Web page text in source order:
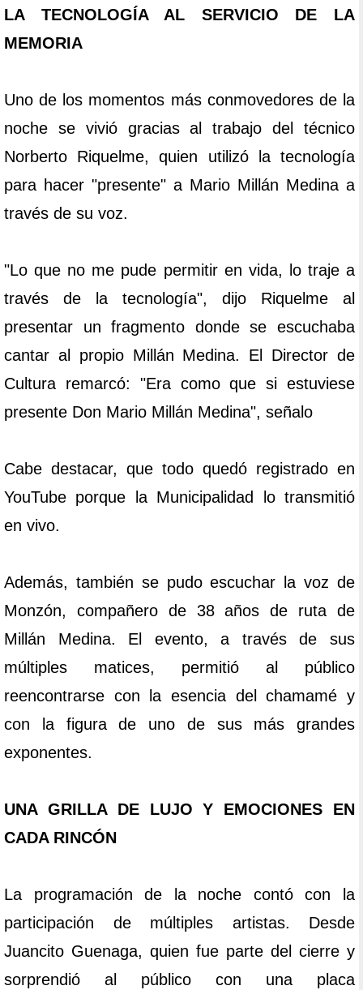
LA TECNOLOGÍA AL SERVICIO DE LA
MEMORIA
Uno de los momentos más conmovedores de la
noche se vivió gracias al trabajo del técnico
Norberto Riquelme, quien utilizó la tecnología
para hacer "presente" a Mario Millán Medina a
través de su voz.
"Lo que no me pude permitir en vida, lo traje a
través de la tecnología", dijo Riquelme al
presentar un fragmento donde se escuchaba
cantar al propio Millán Medina. El Director de
Cultura remarcó: "Era como que si estuviese
presente Don Mario Millán Medina", señalo
Cabe destacar, que todo quedó registrado en
YouTube porque la Municipalidad lo transmitió
en vivo.
Además, también se pudo escuchar la voz de
Monzón, compañero de 38 años de ruta de
Millán Medina. El evento, a través de sus
múltiples matices, permitió al público
reencontrarse con la esencia del chamamé y
con la figura de uno de sus más grandes
exponentes.
UNA GRILLA DE LUJO Y EMOCIONES EN
CADA RINCÓN
La programación de la noche contó con la
participación de múltiples artistas. Desde
Juancito Guenaga, quien fue parte del cierre y
sorprendió al público con una placa